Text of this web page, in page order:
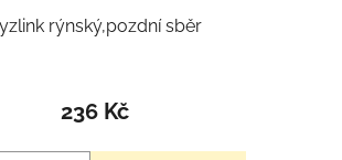
rýnský,pozdní sběr
236 Kč